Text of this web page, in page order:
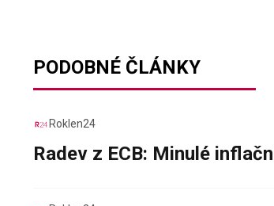
PODOBNÉ ČLÁNKY
Roklen24
Radev z ECB: Minulé